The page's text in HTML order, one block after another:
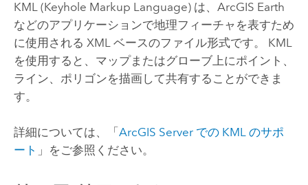
KML (Keyhole Markup Language) は、 ArcGIS Earth
などのアプリケーションで地理フィーチャを表すため
に使用される XML ベースのファイル形式です。 KML
を使用すると、マップまたはグローブ上にポイント、
ライン、ポリゴンを描画して共有することができま
す。
詳細については、「 ArcGIS Serverでの KML のサポ
ート 」をご参照ください。